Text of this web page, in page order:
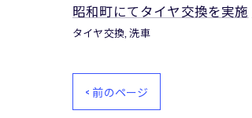
昭和町にてタイヤ交換を実施
タイヤ交換 洗車
< 前のページ